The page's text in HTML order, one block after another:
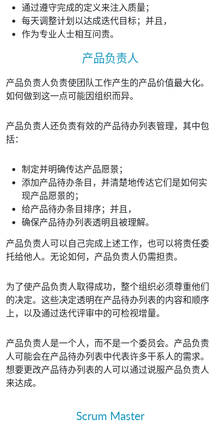
通过遵守完成的定义来注入质量；
每天调整计划以达成迭代目标；并且，
作为专业人士相互问责。
产品负责人
产品负责人负责使团队工作产生的产品价值最大化。
如何做到这一点可能因组织而异。
产品负责人还负责有效的产品待办列表管理，其中包
括：
制定并明确传达产品愿景；
添加产品待办条目，并清楚地传达它们是如何实
现产品愿景的；
给产品待办条目排序；并且，
确保产品待办列表透明且被理解。
产品负责人可以自己完成上述工作，也可以将责任委
托给他人。无论如何，产品负责人仍需担责。
为了使产品负责人取得成功，整个组织必须尊重他们
的决定。这些决定透明在产品待办列表的内容和顺序
上，以及通过迭代评审中的可检视增量。
产品负责人是一个人，而不是一个委员会。产品负责
人可能会在产品待办列表中代表许多干系人的需求。
想要更改产品待办列表的人可以通过说服产品负责人
来达成。
Scrum Master